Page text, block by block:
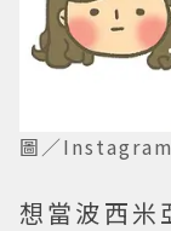
圖／
想當波西米